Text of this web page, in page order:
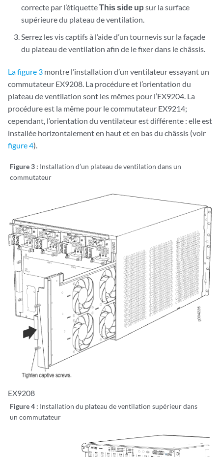
correcte par l’étiquetteThis side up sur la surface
supérieure du plateau de ventilation.
Serrez les vis captifs à l’aide d’un tournevis sur la façade
du plateau de ventilation afin de le fixer dans le châssis.
La figure 3 montre l’installation d’un ventilateur essayant un
commutateur EX9208. La procédure et l’orientation du
plateau de ventilation sont les mêmes pour l’EX9204. La
procédure est la même pour le commutateur EX9214;
cependant, l’orientation du ventilateur est différente : elle est
installée horizontalement en haut et en bas du châssis (voir
figure 4).
Figure 3 : Installation d’un plateau de ventilation dans un
commutateur
EX9208
Figure 4 : Installation du plateau de ventilation supérieur dans
un commutateur